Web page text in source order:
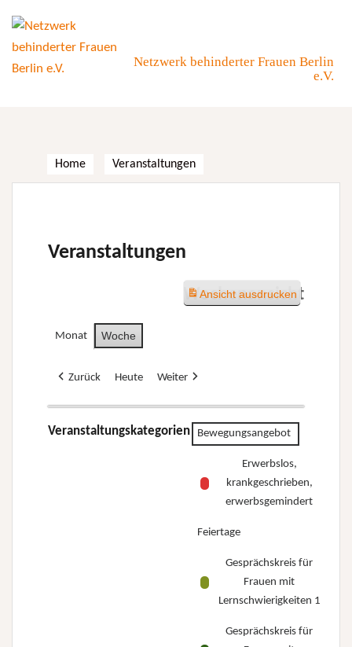
content
Netzwerk behinderter Frauen Berlin
e.V.
Home Veranstaltungen
Veranstaltungen
Wochenansicht
Monat Woche
Zurück Heute Weiter
Veranstaltungskategorien Bewegungsangebot
Erwerbslos,
krankgeschrieben,
erwerbsgemindert
Feiertage
Gesprächskreis für
Frauen mit
Lernschwierigkeiten 1
Gesprächskreis für
Ansichtausdrucken